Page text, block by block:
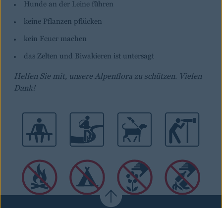
Hunde an der Leine führen
keine Pflanzen pflücken
kein Feuer machen
das Zelten und Biwakieren ist untersagt
Helfen Sie mit, unsere Alpenflora zu schützen. Vielen
Dank!